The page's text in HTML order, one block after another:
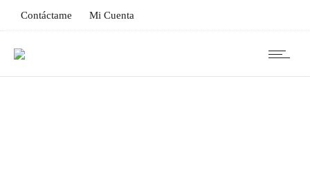
Contáctame Mi Cuenta